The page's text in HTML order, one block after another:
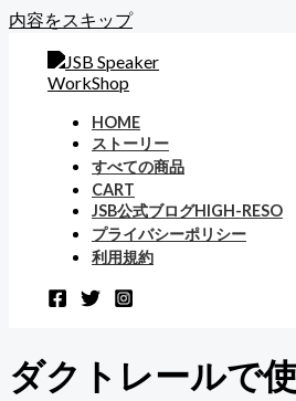
内容をスキップ
HOME
ストーリー
すべての商品
CART
JSB公式ブログHIGH-RESO
プライバシーポリシー
利用規約
ダクトレールで